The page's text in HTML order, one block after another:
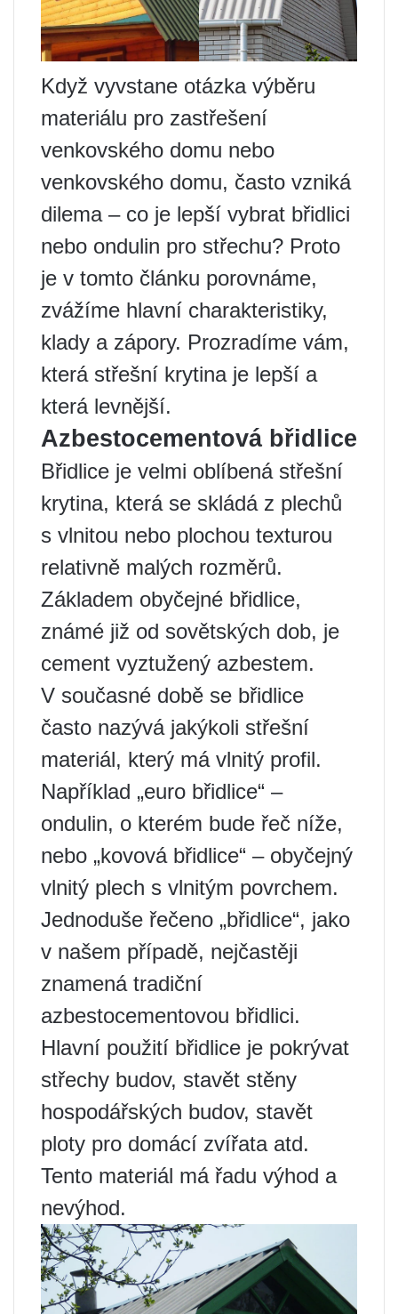
Když vyvstane otázka výběru
materiálu pro zastřešení
venkovského domu nebo
venkovského domu, často vzniká
dilema – co je lepší vybrat břidlici
nebo ondulin pro střechu? Proto
je v tomto článku porovnáme,
zvážíme hlavní charakteristiky,
klady a zápory. Prozradíme vám,
která střešní krytina je lepší a
která levnější.
Azbestocementová břidlice
Břidlice je velmi oblíbená střešní
krytina, která se skládá z plechů
s vlnitou nebo plochou texturou
relativně malých rozměrů.
Základem obyčejné břidlice,
známé již od sovětských dob, je
cement vyztužený azbestem.
V současné době se břidlice
často nazývá jakýkoli střešní
materiál, který má vlnitý profil.
Například „euro břidlice“ –
ondulin, o kterém bude řeč níže,
nebo „kovová břidlice“ – obyčejný
vlnitý plech s vlnitým povrchem.
Jednoduše řečeno „břidlice“, jako
v našem případě, nejčastěji
znamená tradiční
azbestocementovou břidlici.
Hlavní použití břidlice je pokrývat
střechy budov, stavět stěny
hospodářských budov, stavět
ploty pro domácí zvířata atd.
Tento materiál má řadu výhod a
nevýhod.